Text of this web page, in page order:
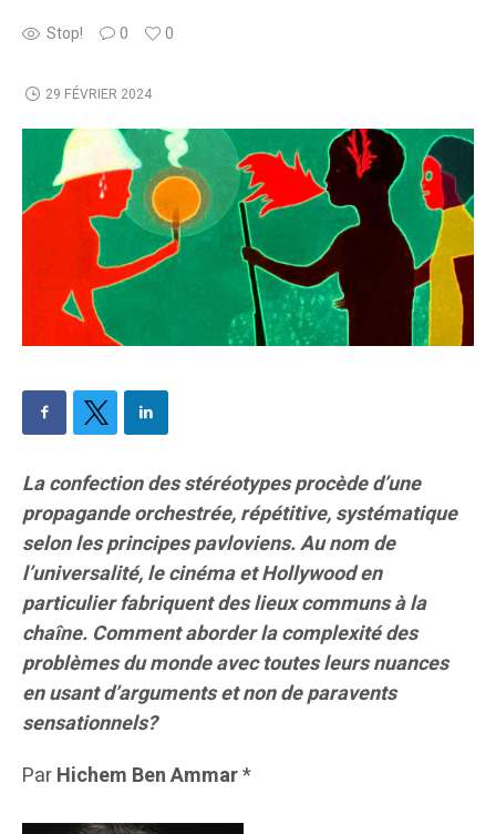
Stop! 0 0
29 FÉVRIER 2024
La confection des stéréotypes procède d’une
propagande orchestrée, répétitive, systématique
selon les principes pavloviens. Au nom de
l’universalité, le cinéma et Hollywood en
particulier fabriquent des lieux communs à la
chaîne. Comment aborder la complexité des
problèmes du monde avec toutes leurs nuances
en usant d’arguments et non de paravents
sensationnels?
ParHichem Ben Ammar*